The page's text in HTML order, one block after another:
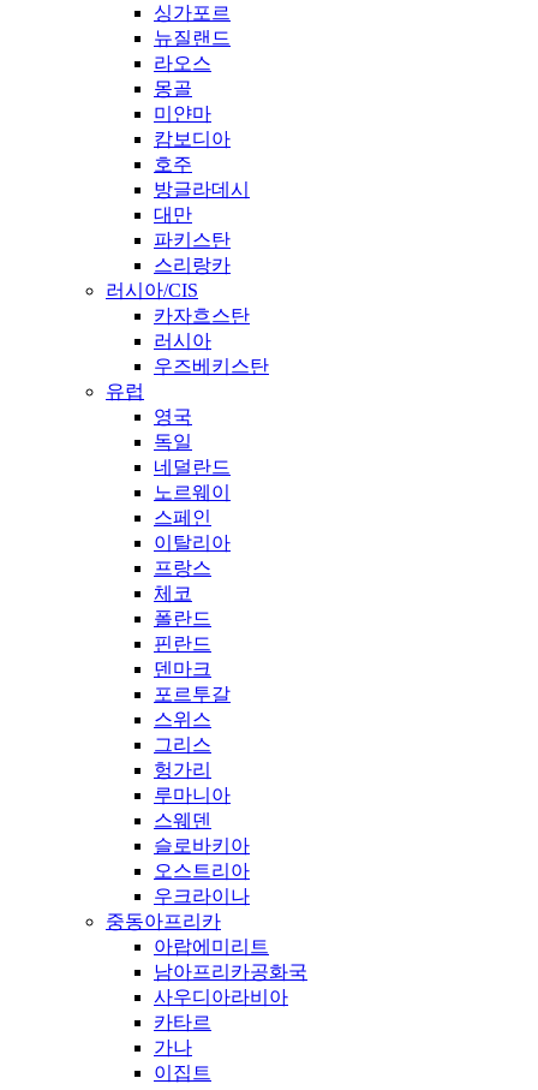
싱가포르
뉴질랜드
라오스
몽골
미얀마
캄보디아
호주
방글라데시
대만
파키스탄
스리랑카
러시아/CIS
카자흐스탄
러시아
우즈베키스탄
유럽
영국
독일
네덜란드
노르웨이
스페인
이탈리아
프랑스
체코
폴란드
핀란드
덴마크
포르투갈
스위스
그리스
헝가리
루마니아
스웨덴
슬로바키아
오스트리아
우크라이나
중동아프리카
아랍에미리트
남아프리카공화국
사우디아라비아
카타르
가나
이집트